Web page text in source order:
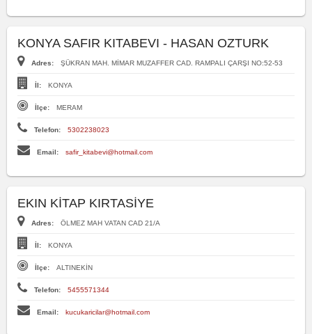
KONYA SAFIR KITABEVI - HASAN OZTURK
Adres: ŞÜKRAN MAH. MİMAR MUZAFFER CAD. RAMPALI ÇARŞI NO:52-53
İl: KONYA
İlçe: MERAM
Telefon: 5302238023
Email: safir_kitabevi@hotmail.com
EKIN KİTAP KIRTASİYE
Adres: ÖLMEZ MAH VATAN CAD 21/A
İl: KONYA
İlçe: ALTINEKİN
Telefon: 5455571344
Email: kucukaricilar@hotmail.com